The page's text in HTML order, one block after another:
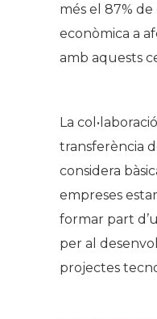
més el 87%
econòmica a
amb aquests
La
transferència
considera
empreses
formar part
per al
projectes